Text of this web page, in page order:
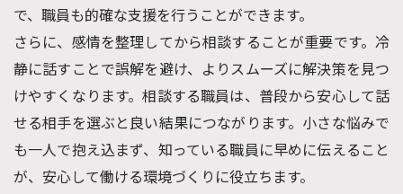
で、職員も的確な支援を行うことができます。
さらに、感情を整理してから相談することが重要です。冷
静に話すことで誤解を避け、よりスムーズに解決策を見つ
けやすくなります。相談する職員は、普段から安心して話
せる相手を選ぶと良い結果につながります。小さな悩みで
も一人で抱え込まず、知っている職員に早めに伝えること
が、安心して働ける環境づくりに役立ちます。